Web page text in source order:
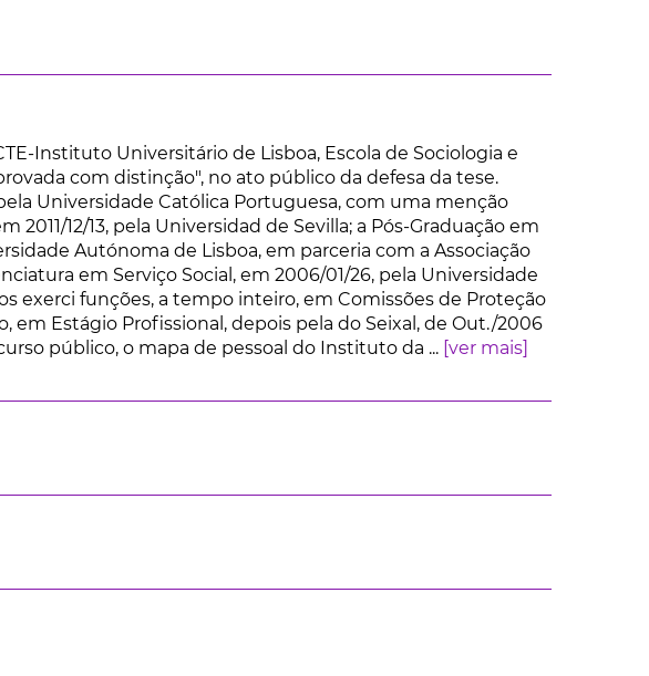
Instituto Universitário de Lisboa, Escola de Sociologia e
com distinção", no ato público da defesa da tese.
Universidade Católica Portuguesa, com uma menção
2011/12/13, pela Universidad de Sevilla; a Pós-Graduação em
Autónoma de Lisboa, em parceria com a Associação
em Serviço Social, em 2006/01/26, pela Universidade
exerci funções, a tempo inteiro, em Comissões de Proteção
em Estágio Profissional, depois pela do Seixal, de Out./2006
público, o mapa de pessoal do Instituto da ... [ver mais]